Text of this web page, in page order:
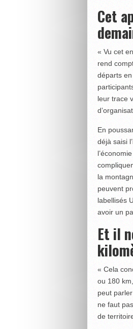
Cet
« Vu cet
rend
départs
leur trace
En
déjà saisi
la
peuvent
labellisés
avoir un
Et il
« Cela
ou 180
peut
ne faut
de